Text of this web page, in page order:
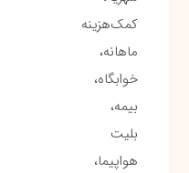
کمک‌هزینه
ماهانه،
خوابگاه،
بیمه،
بلیت
هواپیما،